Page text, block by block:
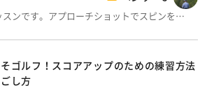
ンです。アプローチショットでスピンを…
ゴルフ！スコアアップのための練習方法
し方